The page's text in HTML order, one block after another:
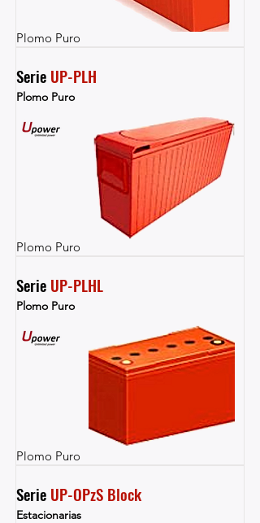
Plomo Puro
Serie UP-PLH
Plomo Puro
Plomo Puro
Serie UP-PLHL
Plomo Puro
Plomo Puro
Serie UP-OPzS Block
Estacionarias